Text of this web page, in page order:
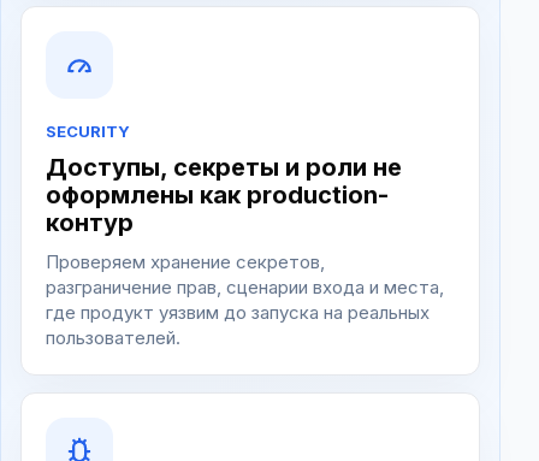
SECURITY
Доступы, секреты и роли не
оформлены как production-
контур
Проверяем хранение секретов,
разграничение прав, сценарии входа и места,
где продукт уязвим до запуска на реальных
пользователей.